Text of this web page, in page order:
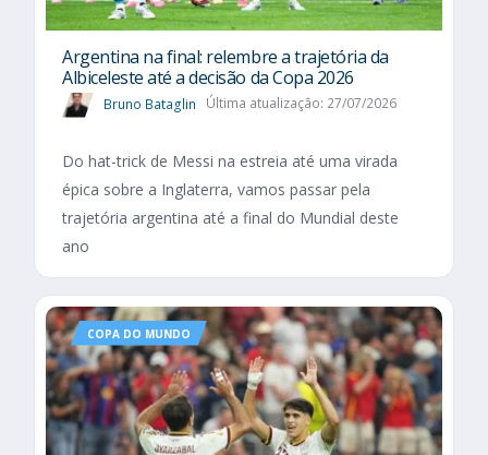
Argentina na final: relembre a trajetória da
Albiceleste até a decisão da Copa 2026
Bruno Bataglin Última atualização: 27/07/2026
Do hat-trick de Messi na estreia até uma virada
épica sobre a Inglaterra, vamos passar pela
trajetória argentina até a final do Mundial deste
ano
COPA DO MUNDO